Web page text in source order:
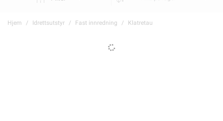
Hjem Idrettsutstyr Fast innredning Klatretau